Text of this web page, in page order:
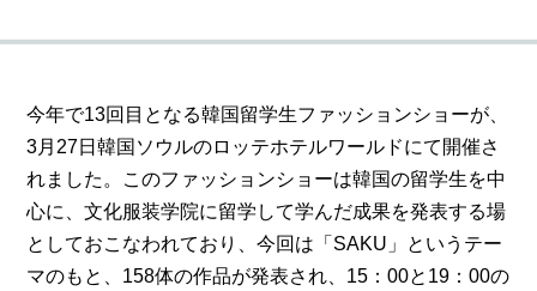
今年で13回目となる韓国留学生ファッションショーが、
3月27日韓国ソウルのロッテホテルワールドにて開催さ
れました。このファッションショーは韓国の留学生を中
心に、文化服装学院に留学して学んだ成果を発表する場
としておこなわれており、今回は「SAKU」というテー
マのもと、158体の作品が発表され、15：00と19：00の